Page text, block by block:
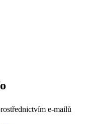
e-mailů